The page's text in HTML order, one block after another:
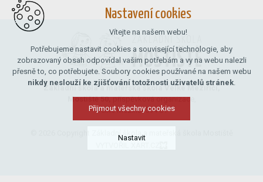
Základní škola a mateřská škola Velké Meziříčí,
Mostiště 50,příspěvková organizace,
Velké Meziříčí 594 01
© 2026 Copyright Základní škola a mateřská škola Mostiště
Nastavení cookies
Vítejte na našem webu!
Potřebujeme nastavit cookies a související technologie, aby
zobrazovaný obsah odpovídal vašim potřebám a vy na webu nalezli
přesně to, co potřebujete. Soubory cookies používané na našem webu
nikdy neslouží ke zjišťování totožnosti uživatelů stránek.
Přijmout všechny cookies
Nastavit